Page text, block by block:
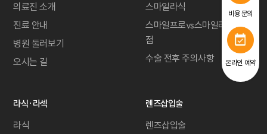
비용 문의
온라인 예약
의료진 소개
진료 안내
병원 둘러보기
오시는 길
스마일라식
스마일프로vs스마일라식 차이
점
수술 전후 주의사항
라식·라섹
라식
렌즈삽입술
렌즈삽입술